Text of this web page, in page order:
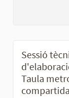
Sessió
Taula
compartida